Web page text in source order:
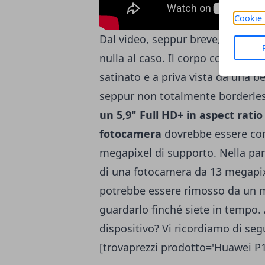
Cookie
Dal video, seppur breve,
nulla al caso. Il corpo con cui è
satinato e a priva vista da una
seppur non totalmente
un 5,9" Full HD+ in aspect ratio
fotocamera dovrebbe essere
megapixel di supporto. Nella
di una fotocamera da 13
potrebbe essere rimosso da
guardarlo finché siete in
dispositivo? Vi ricordiamo di
[trovaprezzi prodotto='Huawei